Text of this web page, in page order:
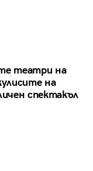
театри на
на
спектакъл